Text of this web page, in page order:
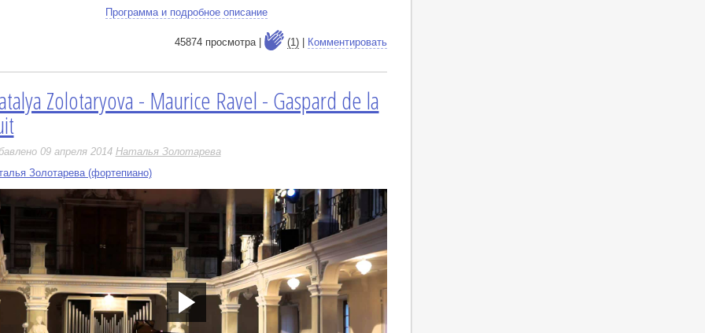
Программа и подробное описание
45874 просмотра | (1)| Комментировать
Zolotaryova - Maurice Ravel - Gaspard de la
09 апреля 2014 Наталья Золотарева
Золотарева (фортепиано)